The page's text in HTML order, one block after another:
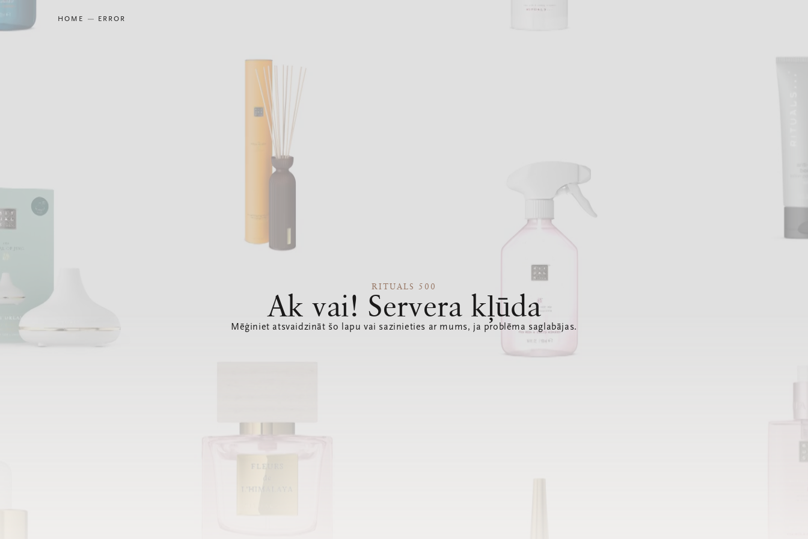
HOME ERROR
RITUALS 500
Ak vai! Servera kļūda
Mēģiniet atsvaidzināt šo lapu vai sazinieties ar mums, ja problēma saglabājas.